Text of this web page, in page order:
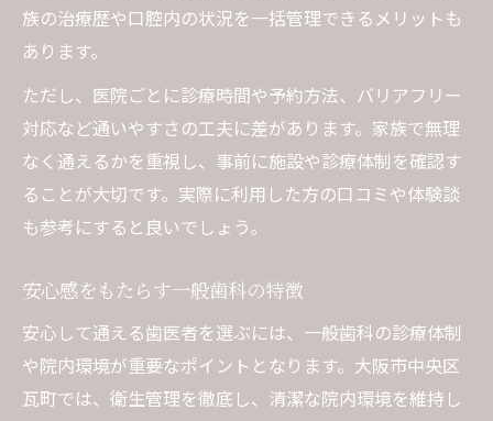
族の治療歴や口腔内の状況を一括管理できるメリットも
あります。
ただし、医院ごとに診療時間や予約方法、バリアフリー
対応など通いやすさの工夫に差があります。家族で無理
なく通えるかを重視し、事前に施設や診療体制を確認す
ることが大切です。実際に利用した方の口コミや体験談
も参考にすると良いでしょう。
安心感をもたらす一般歯科の特徴
安心して通える歯医者を選ぶには、一般歯科の診療体制
や院内環境が重要なポイントとなります。大阪市中央区
瓦町では、衛生管理を徹底し、清潔な院内環境を維持し